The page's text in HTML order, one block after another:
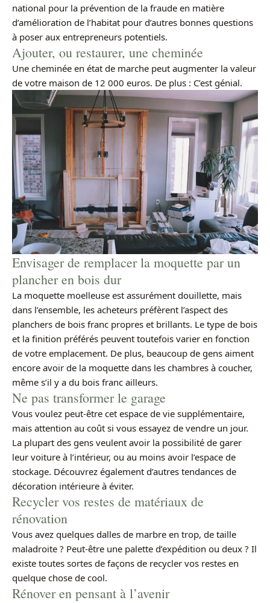
national pour la prévention de la fraude en matière
d’amélioration de l’habitat pour d’autres bonnes questions
à poser aux entrepreneurs potentiels.
Ajouter, ou restaurer, une cheminée
Une cheminée en état de marche peut augmenter la valeur
de votre maison de 12 000 euros. De plus : C’est génial.
Envisager de remplacer la moquette par un
plancher en bois dur
La moquette moelleuse est assurément douillette, mais
dans l’ensemble, les acheteurs préfèrent l’aspect des
planchers de bois franc propres et brillants. Le type de bois
et la finition préférés peuvent toutefois varier en fonction
de votre emplacement. De plus, beaucoup de gens aiment
encore avoir de la moquette dans les chambres à coucher,
même s’il y a du bois franc ailleurs.
Ne pas transformer le garage
Vous voulez peut-être cet espace de vie supplémentaire,
mais attention au coût si vous essayez de vendre un jour.
La plupart des gens veulent avoir la possibilité de garer
leur voiture à l’intérieur, ou au moins avoir l’espace de
stockage. Découvrez également d’autres tendances de
décoration intérieure à éviter.
Recycler vos restes de matériaux de
rénovation
Vous avez quelques dalles de marbre en trop, de taille
maladroite ? Peut-être une palette d’expédition ou deux ? Il
existe toutes sortes de façons de recycler vos restes en
quelque chose de cool.
Rénover en pensant à l’avenir